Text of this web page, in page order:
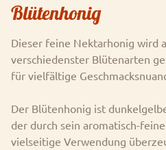
Blütenhonig
Dieser feine Nektarhonig wird
verschiedenster Blütenarten
für vielfältige
Der Blütenhonig ist
der durch sein aromatisch-
vielseitige Verwendung